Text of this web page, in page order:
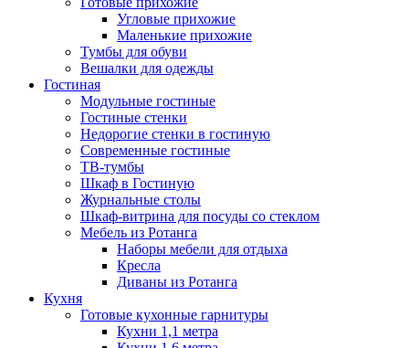
Угловые прихожие
Маленькие прихожие
Тумбы для обуви
Вешалки для одежды
Гостиная
Модульные гостиные
Гостиные стенки
Недорогие стенки в гостиную
Современные гостиные
ТВ-тумбы
Шкаф в Гостиную
Журнальные столы
Шкаф-витрина для посуды со стеклом
Мебель из Ротанга
Наборы мебели для отдыха
Кресла
Диваны из Ротанга
Кухня
Готовые кухонные гарнитуры
Кухни 1,1 метра